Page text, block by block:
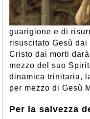
guarigione e di
risuscitato Gesù
Cristo dai morti
mezzo del suo
dinamica trinitaria,
per mezzo di Gesù
Per la salvezza